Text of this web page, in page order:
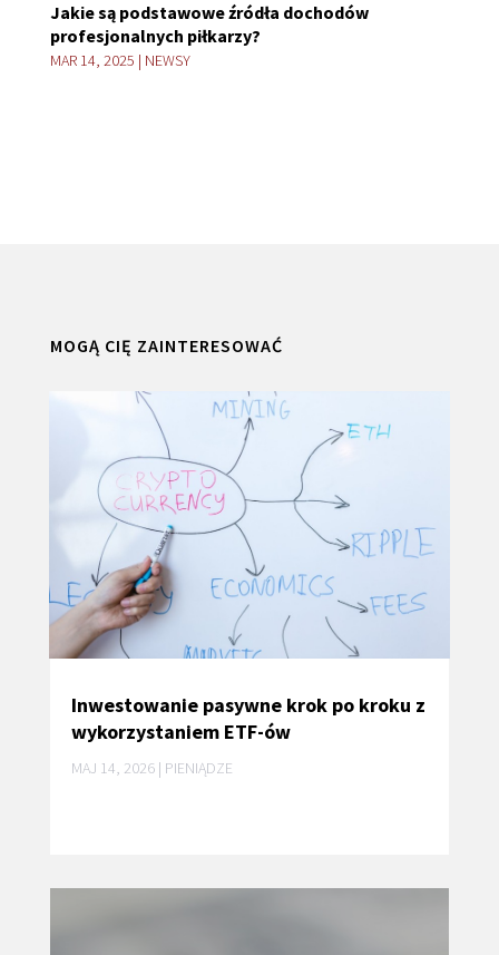
Jakie są podstawowe źródła dochodów
profesjonalnych piłkarzy?
MAR 14, 2025 | NEWSY
MOGĄ CIĘ ZAINTERESOWAĆ
Inwestowanie pasywne krok po kroku z
wykorzystaniem ETF-ów
MAJ 14, 2026| PIENIĄDZE